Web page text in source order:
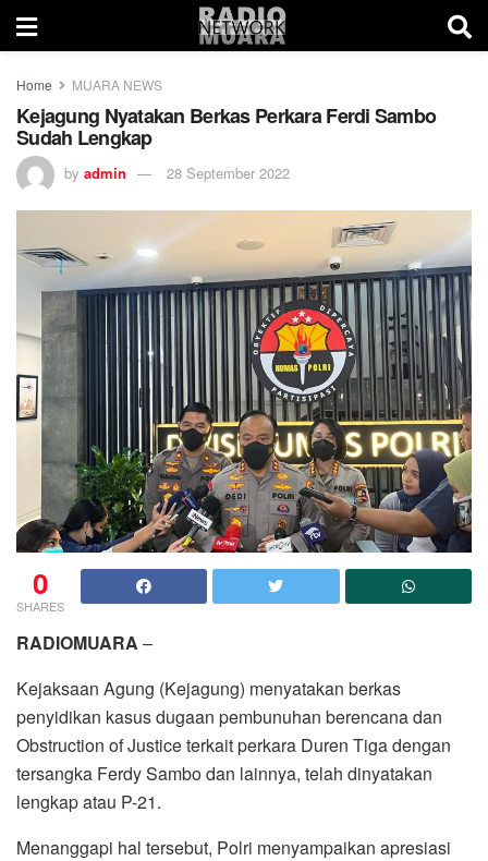
Home MUARA NEWS
Kejagung Nyatakan Berkas Perkara Ferdi Sambo
Sudah Lengkap
by admin 28 September 2022
0
SHARES
RADIOMUARA –
Kejaksaan Agung (Kejagung) menyatakan berkas
penyidikan kasus dugaan pembunuhan berencana dan
Obstruction of Justice terkait perkara Duren Tiga dengan
tersangka Ferdy Sambo dan lainnya, telah dinyatakan
lengkap atau P-21.
Menanggapi hal tersebut, Polri menyampaikan apresiasi